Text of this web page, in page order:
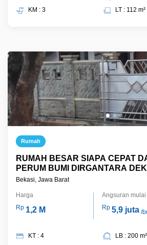
KM : 3
LT : 112 m²
Rumah
RUMAH BESAR SIAPA CEPAT
PERUM BUMI DIRGANTARA
DAN SMPN 24
Bekasi, Jawa Barat
Harga
Rp 1,2 M
Angsuran mulai
Rp 5,9 juta/
KT : 4
LB : 200 m²